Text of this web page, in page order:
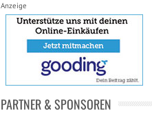
Anzeige
PARTNER & SPONSOREN